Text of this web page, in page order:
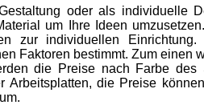
oder als individuelle
um Ihre Ideen
zur individuellen
Faktoren bestimmt. Zum einen
die Preise nach Farbe des
Arbeitsplatten, die Preise